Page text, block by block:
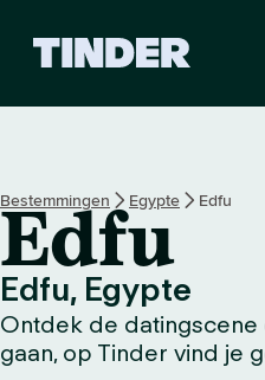
h
a
g
Bestemmingen Egypte Edfu
Edfu
Edfu, Egypte
Ontdek de datingscene
gaan, op Tinder vind je